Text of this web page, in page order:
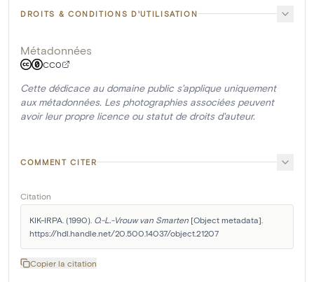
DROITS & CONDITIONS D'UTILISATION
Métadonnées
CC0
Cette dédicace au domaine public s'applique uniquement
aux métadonnées. Les photographies associées peuvent
avoir leur propre licence ou statut de droits d'auteur.
COMMENT CITER
Citation
KIK-IRPA. (1990). O.-L.-Vrouw van Smarten [Object metadata].
https://hdl.handle.net/20.500.14037/object.21207
Copier la citation